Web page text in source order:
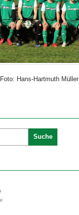
Foto: Hans-Hartmuth Müller
Suche